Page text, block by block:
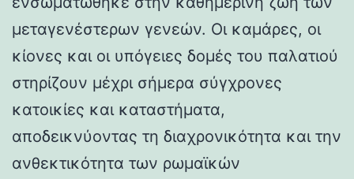
μεταγενέστερων γενεών. Οι καμάρες, οι
κίονες και οι υπόγειες δομές του παλατιού
στηρίζουν μέχρι σήμερα σύγχρονες
κατοικίες και καταστήματα,
αποδεικνύοντας τη διαχρονικότητα και την
ανθεκτικότητα των ρωμαϊκών